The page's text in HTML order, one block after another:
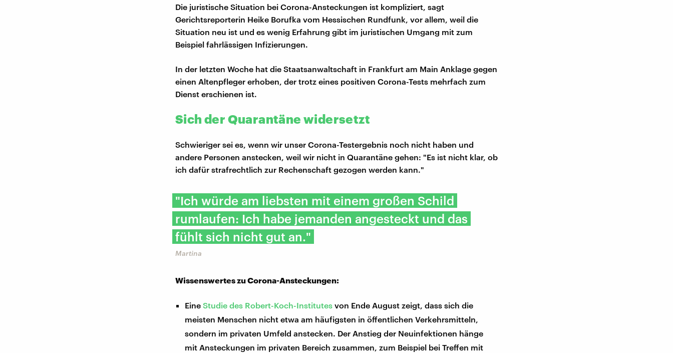
Die juristische Situation bei Corona-Ansteckungen ist kompliziert, sagt
Gerichtsreporterin Heike Borufka vom Hessischen Rundfunk, vor allem, weil die
Situation neu ist und es wenig Erfahrung gibt im juristischen Umgang mit zum
Beispiel fahrlässigen Infizierungen.
In der letzten Woche hat die Staatsanwaltschaft in Frankfurt am Main Anklage gegen
einen Altenpfleger erhoben, der trotz eines positiven Corona-Tests mehrfach zum
Dienst erschienen ist.
Sich der Quarantäne widersetzt
Schwieriger sei es, wenn wir unser Corona-Testergebnis noch nicht haben und
andere Personen anstecken, weil wir nicht in Quarantäne gehen: "Es ist nicht klar, ob
ich dafür strafrechtlich zur Rechenschaft gezogen werden kann."
"Ich würde am liebsten mit einem großen Schild
rumlaufen: Ich habe jemanden angesteckt und das
fühlt sich nicht gut an."
Martina
Wissenswertes zu Corona-Ansteckungen:
EineStudie des Robert-Koch-Institutes von Ende August zeigt, dass sich die
meisten Menschen nicht etwa am häufigsten in öffentlichen Verkehrsmitteln,
sondern im privaten Umfeld anstecken. Der Anstieg der Neuinfektionen hänge
mit Ansteckungen im privaten Bereich zusammen, zum Beispiel bei Treffen mit